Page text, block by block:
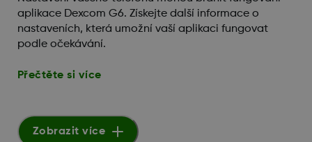
aplikace Dexcom G6. Získejte další informace o
nastaveních, která umožní vaší aplikaci fungovat
podle očekávání.
Přečtěte si více
Zobrazit více